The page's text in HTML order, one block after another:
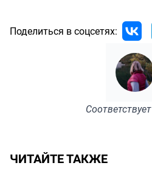
Поделиться в соцсетях:
Соответствует
ЧИТАЙТЕ ТАКЖЕ